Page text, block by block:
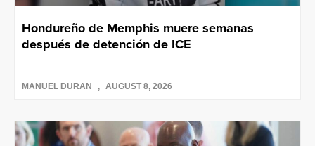
Hondureño de Memphis muere semanas
después de detención de ICE
MANUEL DURAN AUGUST 8, 2026